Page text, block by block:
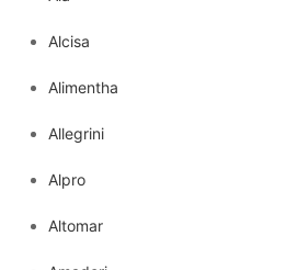
Alcisa
Alimentha
Allegrini
Alpro
Altomar